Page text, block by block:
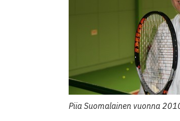
Piia Suomalainen vuonna